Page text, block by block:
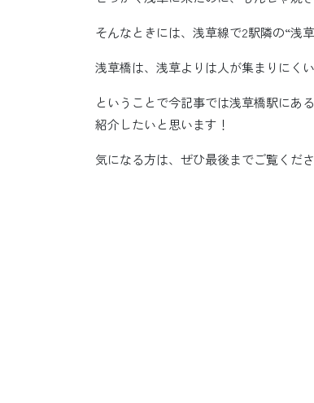
そんなときには、浅草線で2駅隣の“浅
浅草橋は、浅草よりは人が集まりにく
ということで今記事では浅草橋駅にあ
紹介したいと思います！
気になる方は、ぜひ最後までご覧くださ